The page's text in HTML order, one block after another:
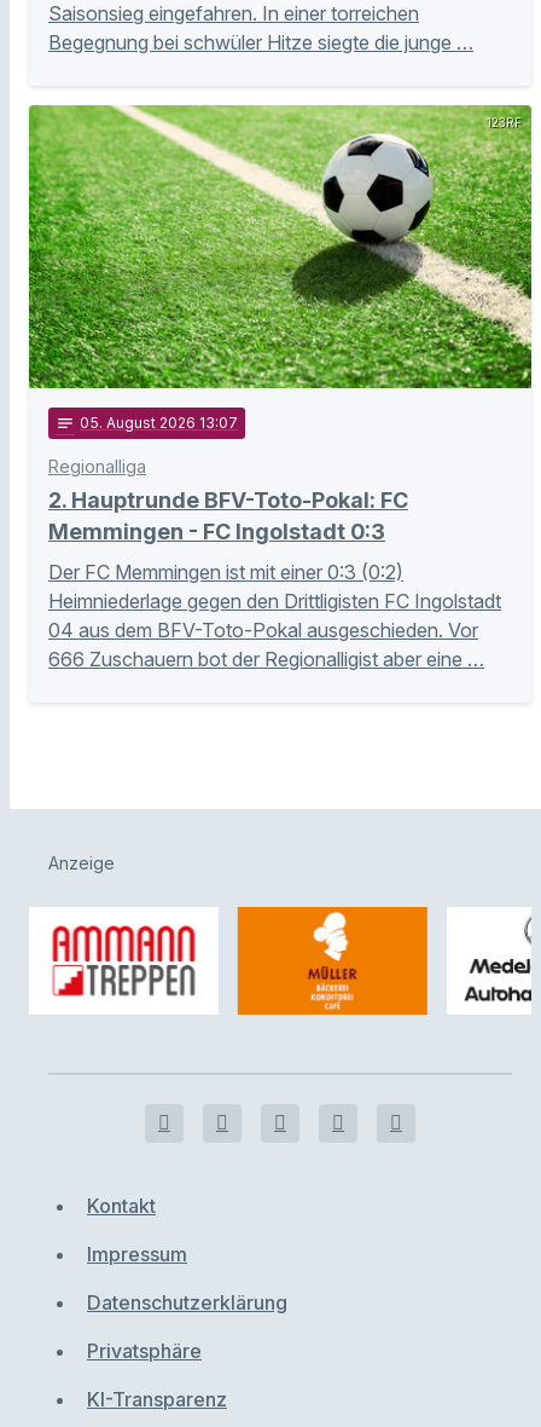
Saisonsieg eingefahren. In einer torreichen
Begegnung bei schwüler Hitze siegte die junge …
123RF
notes 05. August 2026 13:07
Regionalliga
2. Hauptrunde BFV-Toto-Pokal: FC
Memmingen - FC Ingolstadt 0:3
Der FC Memmingen ist mit einer 0:3 (0:2)
Heimniederlage gegen den Drittligisten FC Ingolstadt
04 aus dem BFV-Toto-Pokal ausgeschieden. Vor
666 Zuschauern bot der Regionalligist aber eine …
Anzeige
Kontakt
Impressum
Datenschutzerklärung
Privatsphäre
KI-Transparenz